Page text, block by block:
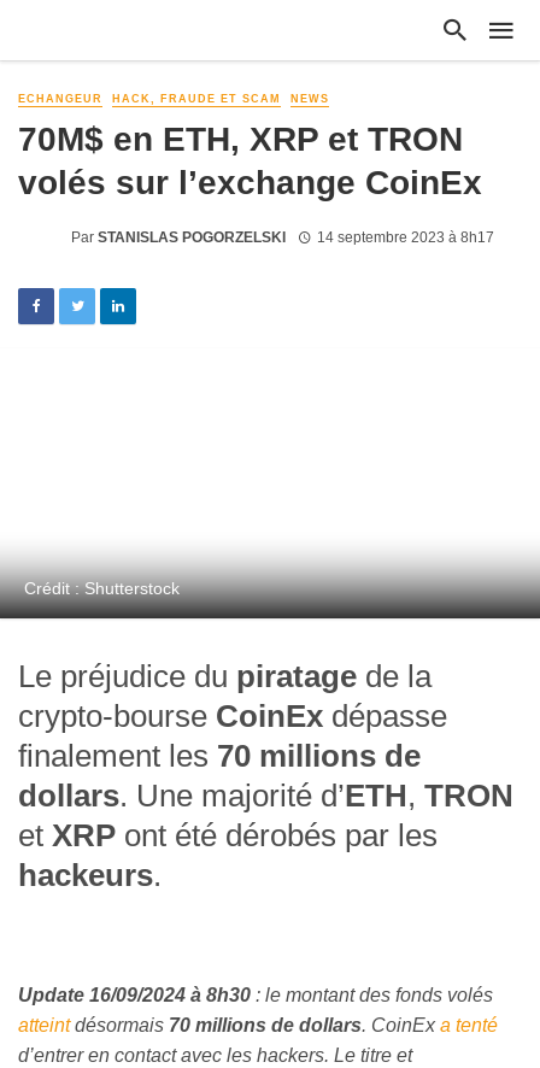
ECHANGEUR HACK, FRAUDE ET SCAM NEWS
70M$ en ETH, XRP et TRON
volés sur l’exchange CoinEx
Par STANISLAS POGORZELSKI 14 septembre 2023 à 8h17
Crédit : Shutterstock
Le préjudice du piratage de la
crypto-bourse CoinEx dépasse
finalement les 70 millions de
dollars. Une majorité d’ETH, TRON
et XRP ont été dérobés par les
hackeurs.
Update 16/09/2024 à 8h30 : le montant des fonds volés
atteintdésormais 70 millions de dollars. CoinEx a tenté
d’entrer en contact avec les hackers. Le titre et